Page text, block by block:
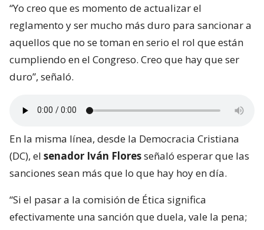
“Yo creo que es momento de actualizar el
reglamento y ser mucho más duro para sancionar a
aquellos que no se toman en serio el rol que están
cumpliendo en el Congreso. Creo que hay que ser
duro”, señaló.
En la misma línea, desde la Democracia Cristiana
(DC), el senador Iván Floresseñaló esperar que las
sanciones sean más que lo que hay hoy en día.
“Si el pasar a la comisión de Ética significa
efectivamente una sanción que duela, vale la pena;